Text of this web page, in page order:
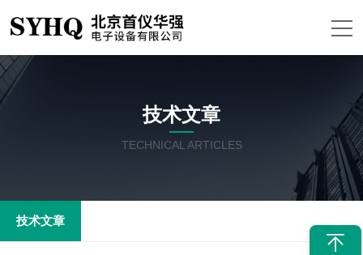
技术文章
TECHNICAL ARTICLES
技术文章